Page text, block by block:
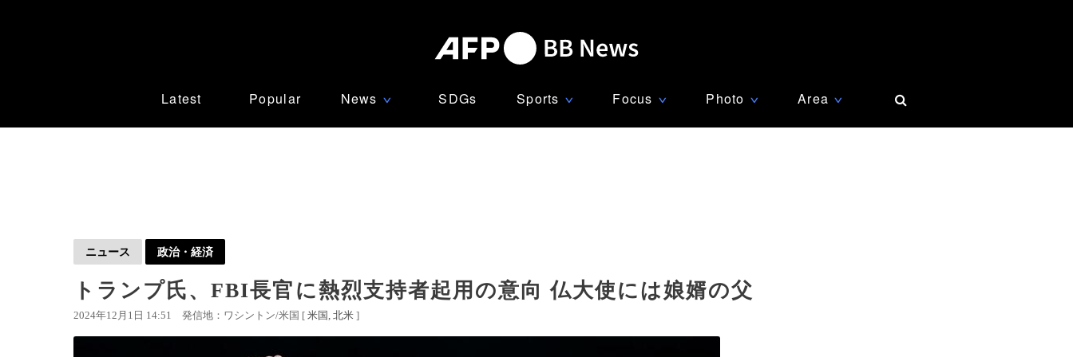
Latest Popular News ∨ SDGs Sports ∨ Focus ∨ Photo ∨ Area ∨
ニュース 政治・経済
トランプ氏、FBI長官に熱烈支持者起用の意向 仏大使には娘婿の父
2024年12月1日 14:51 発信地：ワシントン/米国 [ 米国 北米 ]